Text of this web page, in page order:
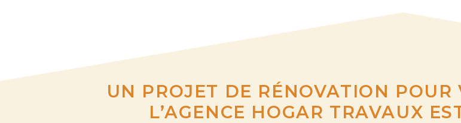
UN PROJET DE RÉNOVATION
L’AGENCE HOGAR TRAVAUX